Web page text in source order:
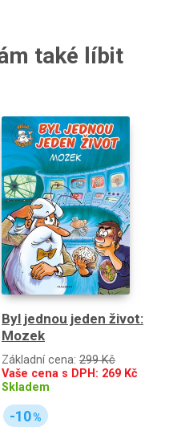
také líbit
Byl jednou jeden život:
Mozek
Základní cena: 299 Kč
Vaše cena s DPH: 269 Kč
Skladem
-10%